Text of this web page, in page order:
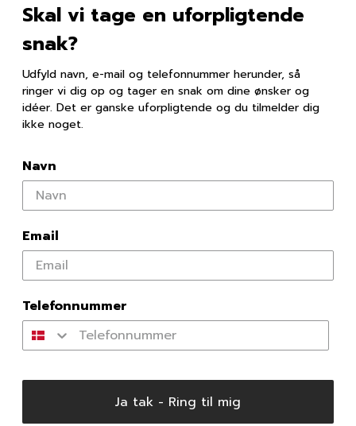
Skal vi tage en uforpligtende
snak?
Udfyld navn, e-mail og telefonnummer herunder, så
ringer vi dig op og tager en snak om dine ønsker og
idéer. Det er ganske uforpligtende og du tilmelder dig
ikke noget.
Navn
Email
Telefonnummer
Ja tak - Ring til mig